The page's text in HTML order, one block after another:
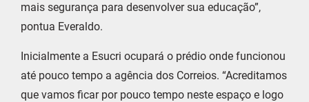
mais segurança para desenvolver sua educação”,
pontua Everaldo.
Inicialmente a Esucri ocupará o prédio onde funcionou
até pouco tempo a agência dos Correios. “Acreditamos
que vamos ficar por pouco tempo neste espaço e logo